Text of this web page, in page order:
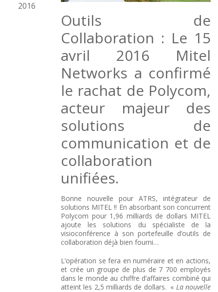
2016
Outils de
Collaboration : Le 15
avril 2016 Mitel
Networks a confirmé
le rachat de Polycom,
acteur majeur des
solutions de
communication et de
collaboration
unifiées.
Bonne nouvelle pour ATRS, intégrateur de
solutions MITEL !! En absorbant son concurrent
Polycom pour 1,96 milliards de dollars MITEL
ajoute les solutions du spécialiste de la
visioconférence à son portefeuille d’outils de
collaboration déjà bien fourni…
L’opération se fera en numéraire et en actions,
et crée un groupe de plus de 7 700 employés
dans le monde au chiffre d’affaires combiné qui
atteint les 2,5 milliards de dollars. « La nouvelle